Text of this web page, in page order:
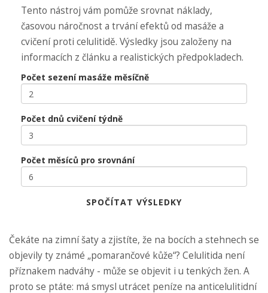
Tento nástroj vám pomůže srovnat náklady,
časovou náročnost a trvání efektů od masáže a
cvičení proti celulitidě. Výsledky jsou založeny na
informacích z článku a realistických předpokladech.
Počet sezení masáže měsíčně
Počet dnů cvičení týdně
Počet měsíců pro srovnání
SPOČÍTAT VÝSLEDKY
Čekáte na zimní šaty a zjistíte, že na bocích a stehnech se
objevily ty známé „pomarančové kůže“? Celulitida není
příznakem nadváhy - může se objevit i u tenkých žen. A
proto se ptáte: má smysl utrácet peníze na anticelulitidní